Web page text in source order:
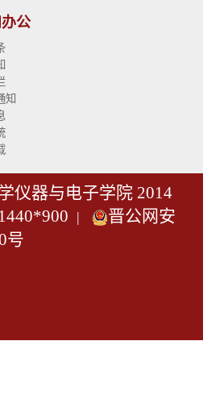
公
知
仪器与电子学院 2014
|
晋公网安
号